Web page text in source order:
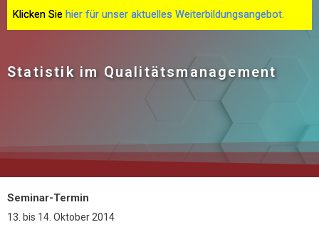
Klicken Sie hier für unser aktuelles Weiterbildungsangebot.
Statistik im Qualitätsmanagement
Seminar-Termin
13. bis 14. Oktober 2014